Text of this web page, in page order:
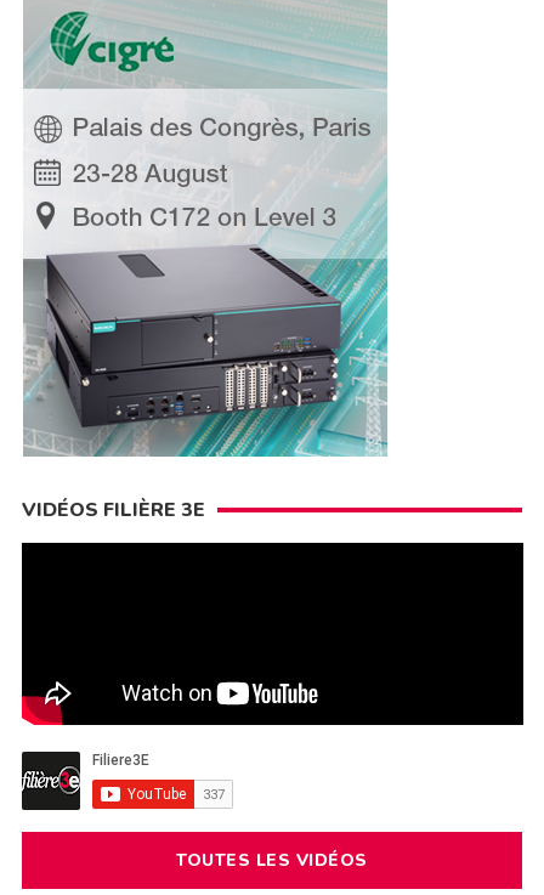
VIDÉOS FILIÈRE 3E
TOUTES LES VIDÉOS